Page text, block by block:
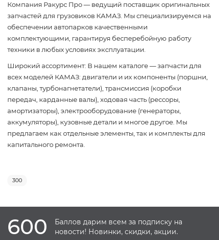
Компания Ракурс Про — ведущий поставщик оригинальных
запчастей для грузовиков КАМАЗ. Мы специализируемся на
обеспечении автопарков качественными
комплектующими, гарантируя бесперебойную работу
техники в любых условиях эксплуатации.
Широкий ассортимент: В нашем каталоге — запчасти для
всех моделей КАМАЗ: двигатели и их компоненты (поршни,
клапаны, турбонагнетатели), трансмиссия (коробки
передач, карданные валы), ходовая часть (рессоры,
амортизаторы), электрооборудование (генераторы,
аккумуляторы), кузовные детали и многое другое. Мы
предлагаем как отдельные элементы, так и комплекты для
капитального ремонта.
300
600
Баллов дарим всем за подписку на
новости! Новинки, скидки, акции.